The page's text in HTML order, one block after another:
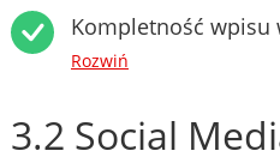
Kompletność wpisu
Rozwiń
3.2 Social